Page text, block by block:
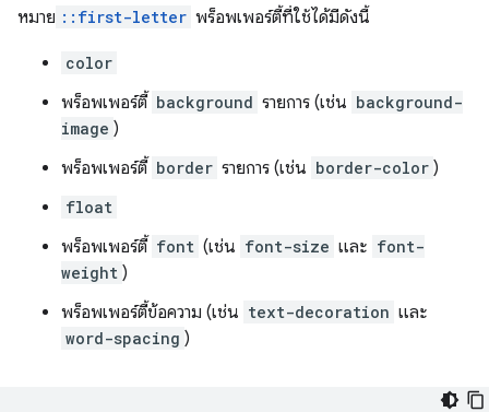
หมาย ::first-letter พร็อพเพอร์ตี้ที่ใช้ได้มีดังนี้
color
พร็อพเพอร์ตี้ background รายการ (เช่น background-
image )
พร็อพเพอร์ตี้ border รายการ (เช่น border-color )
float
พร็อพเพอร์ตี้ font (เช่น font-size และ font-
weight )
พร็อพเพอร์ตี้ข้อความ (เช่น text-decoration และ
word-spacing )